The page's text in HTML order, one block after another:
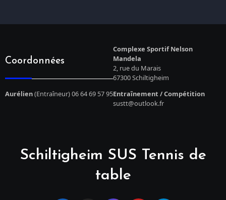
Coordonnées
Complexe Sportif Nelson
Mandela
2, rue du Marais
67300 Schiltigheim
Aurélien(Entraîneur) 06 64 69 57 95Entraînement / Compétition
sustt@outlook.fr
Schiltigheim SUS Tennis de
table